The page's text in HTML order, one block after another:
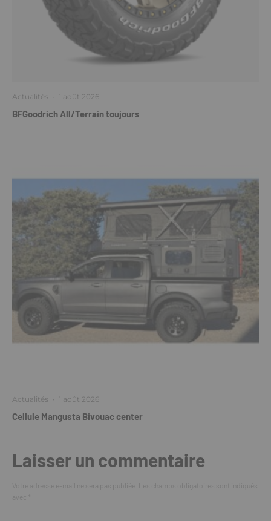
Actualités · 1 août 2026
BFGoodrich All/Terrain toujours
Actualités · 1 août 2026
Cellule Mangusta Bivouac center
Laisser un commentaire